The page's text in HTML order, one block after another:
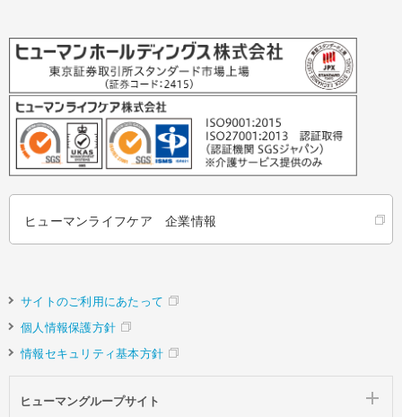
ヒューマンライフケア 企業情報
サイトのご利用にあたって
個人情報保護方針
情報セキュリティ基本方針
ヒューマングループサイト